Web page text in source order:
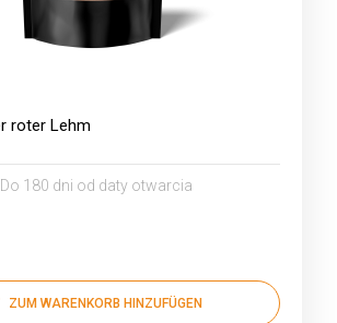
roter Lehm
Do 180 dni od daty otwarcia
ZUM WARENKORB HINZUFÜGEN